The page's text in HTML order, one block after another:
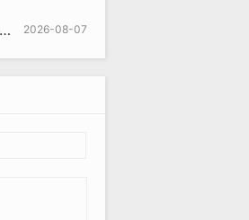
2026-08-07